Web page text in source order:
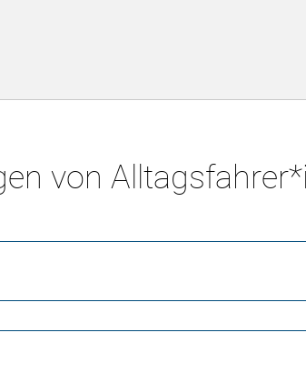
von